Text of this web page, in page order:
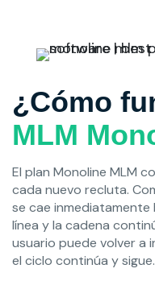
¿Cómo
MLM
El plan Monoline MLM
cada nuevo recluta.
se cae
línea y la cadena
usuario puede volver a
el ciclo continúa y sigue.